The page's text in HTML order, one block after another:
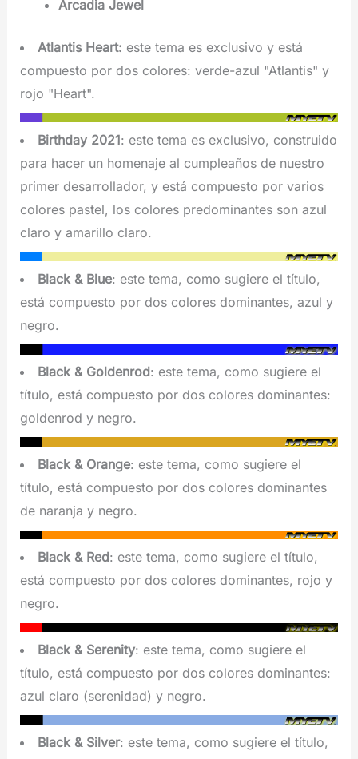
Arcadia Jewel
Atlantis Heart: este tema es exclusivo y está
compuesto por dos colores: verde-azul "Atlantis" y
rojo "Heart".
Birthday 2021: este tema es exclusivo, construido
para hacer un homenaje al cumpleaños de nuestro
primer desarrollador, y está compuesto por varios
colores pastel, los colores predominantes son azul
claro y amarillo claro.
Black & Blue: este tema, como sugiere el título,
está compuesto por dos colores dominantes, azul y
negro.
Black & Goldenrod: este tema, como sugiere el
título, está compuesto por dos colores dominantes:
goldenrod y negro.
Black & Orange: este tema, como sugiere el
título, está compuesto por dos colores dominantes
de naranja y negro.
Black & Red: este tema, como sugiere el título,
está compuesto por dos colores dominantes, rojo y
negro.
Black & Serenity: este tema, como sugiere el
título, está compuesto por dos colores dominantes:
azul claro (serenidad) y negro.
Black & Silver: este tema, como sugiere el título,